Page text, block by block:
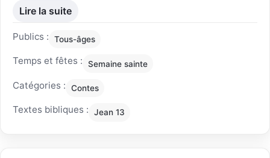
Lire la suite
Publics : Tous-âges
Temps et fêtes : Semaine sainte
Catégories : Contes
Textes bibliques : Jean 13